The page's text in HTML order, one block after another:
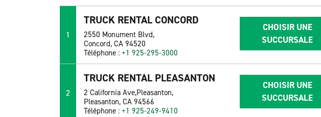
1
TRUCK RENTAL CONCORD
2550 Monument Blvd,
Concord, CA 94520
Téléphone :+1 925-295-3000
CHOISIR UNE
SUCCURSALE
2
TRUCK RENTAL PLEASANTON
2 California Ave,Pleasanton,
Pleasanton, CA 94566
Téléphone :+1 925-249-9410
CHOISIR UNE
SUCCURSALE